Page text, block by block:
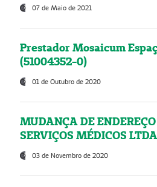
07 de Maio de 2021
Prestador Mosaicum
(51004352-0)
01 de Outubro de 2020
MUDANÇA DE
SERVIÇOS MÉDICOS
03 de Novembro de 2020